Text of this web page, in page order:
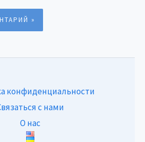
конфиденциальности
с нами
О нас